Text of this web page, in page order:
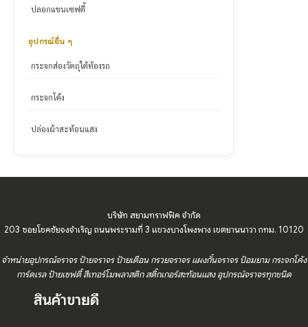
ปลอกแขนเซฟตี้
อุปกรณ์อื่น ๆ
กระจกส่องวัตถุใต้ท้องรถ
กระจกโค้ง
ปล่องผ้าสะท้อนแสง
บริษัท สยามทราฟฟิค จำกัด
203 ซอยโชคชัยจงจำเริญ ถนนพระรามที่ 3 แขวงบางโพงพาง เขตยานนาวา กทม. 10120
จำหน่ายอุปกรณ์จราจร ป้ายจราจร ป้ายเตือน กรวยจราจร แผงกั้นจราจร ป้อมยาม กระจกโค้ง
การ์ดเรล ป้ายเซฟตี้ สีเทอร์โมพลาสติก สติ๊กเกอร์สะท้อนแสง อุปกรณ์จราจรทุกชนิด
สินค้าขายดี